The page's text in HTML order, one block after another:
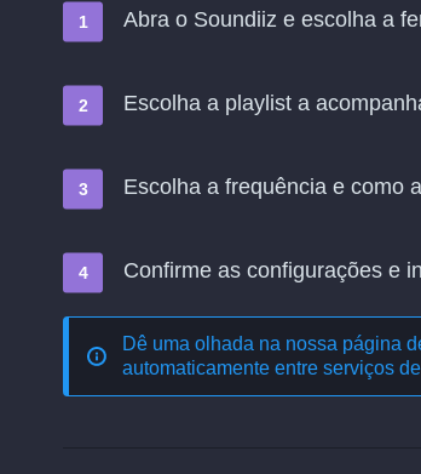
Abra o Soundiiz e escolha a
Escolha a playlist a
Escolha a frequência e como
Confirme as configurações e
Dê uma olhada na nossa página
automaticamente entre serviços